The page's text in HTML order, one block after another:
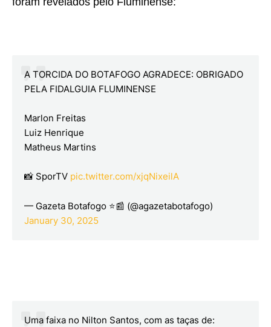
A TORCIDA DO BOTAFOGO AGRADECE: OBRIGADO
PELA FIDALGUIA FLUMINENSE
Marlon Freitas
Luiz Henrique
Matheus Martins
📸 SporTV pic.twitter.com/xjqNixeilA
— Gazeta Botafogo ⭐📰 (@agazetabotafogo)
January 30, 2025
Uma faixa no Nilton Santos, com as taças de: